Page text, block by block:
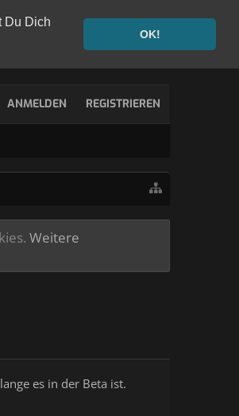
Du Dich
OK!
ANMELDEN REGISTRIEREN
Weitere
es in der Beta ist.